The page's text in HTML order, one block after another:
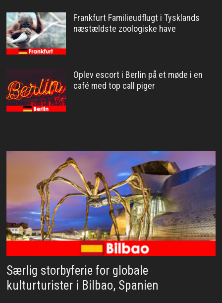
Frankfurt Familieudflugt i Tysklands
næstældste zoologiske have
Oplev escort i Berlin på et møde i en
café med top call piger
Særlig storbyferie for globale
kulturturister i Bilbao, Spanien